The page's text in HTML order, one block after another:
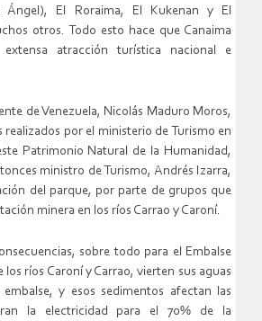
Ángel), El Roraima, El Kukenan y El
otros. Todo esto hace que Canaima
atracción turística nacional e
de Venezuela, Nicolás Maduro Moros,
realizados por el ministerio de Turismo en
Patrimonio Natural de la Humanidad,
ministro de Turismo, Andrés Izarra,
del parque, por parte de grupos que
minera en los ríos Carrao y Caroní.
sobre todo para el Embalse
los ríos Caroní y Carrao, vierten sus aguas
y esos sedimentos afectan las
la electricidad para el 70% de la